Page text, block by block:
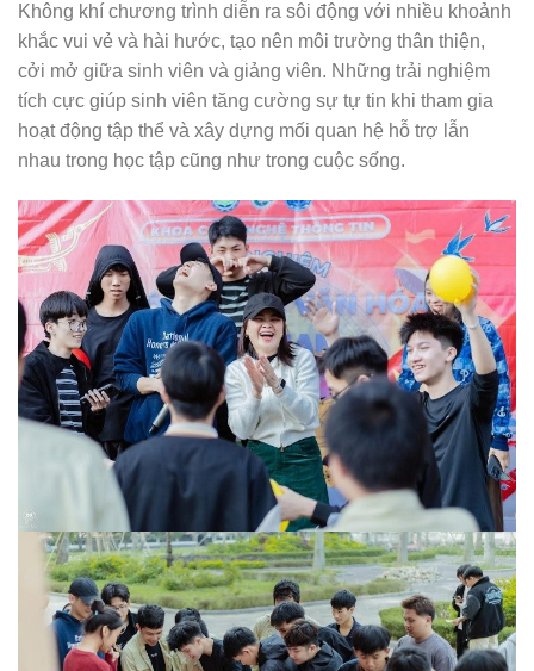
Không khí chương trình diễn ra sôi động với nhiều khoảnh
khắc vui vẻ và hài hước, tạo nên môi trường thân thiện,
cởi mở giữa sinh viên và giảng viên. Những trải nghiệm
tích cực giúp sinh viên tăng cường sự tự tin khi tham gia
hoạt động tập thể và xây dựng mối quan hệ hỗ trợ lẫn
nhau trong học tập cũng như trong cuộc sống.